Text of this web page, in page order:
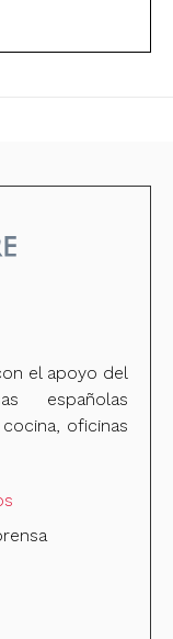
el apoyo del
españolas
oficinas